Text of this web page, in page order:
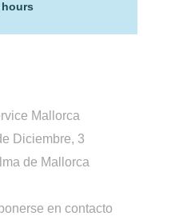
Mallorca
Diciembre, 3
de Mallorca
en contacto